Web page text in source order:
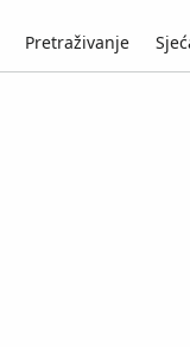
Pretraživanje